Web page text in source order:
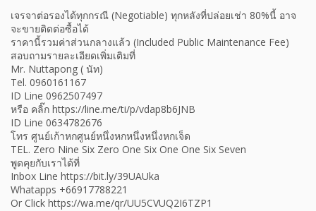
เจรจาต่อรองได้ทุกกรณี (Negotiable) ทุกหลังที่ปล่อยเช่า 80%นี้ อาจ
จะขายติดต่อซื้อได้
ราคานี้รวมค่าส่วนกลางแล้ว (Included Public Maintenance Fee)
สอบถามรายละเอียดเพิ่มเติมที่
Mr. Nuttapong ( นัท)
Tel. 0960161167
ID Line 0962507497
หรือ คลิ๊ก https://line.me/ti/p/vdap8b6JNB
ID Line 0634782676
โทร ศูนย์เก้าหกศูนย์หนึ่งหกหนึ่งหนึ่งหกเจ็ด
TEL. Zero Nine Six Zero One Six One One Six Seven
พูดคุยกับเราได้ที่
Inbox Line https://bit.ly/39UAUka
Whatapps +66917788221
Or Click https://wa.me/qr/UU5CVUQ2I6TZP1